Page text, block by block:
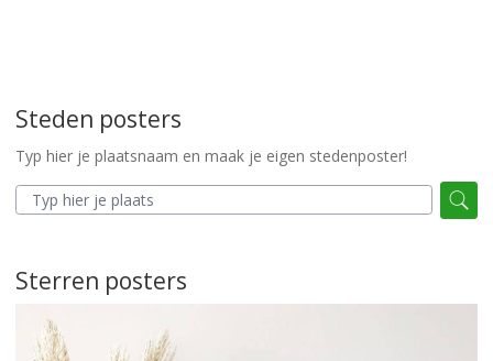
Steden posters
Typ hier je plaatsnaam en maak je eigen stedenposter!
Sterren posters